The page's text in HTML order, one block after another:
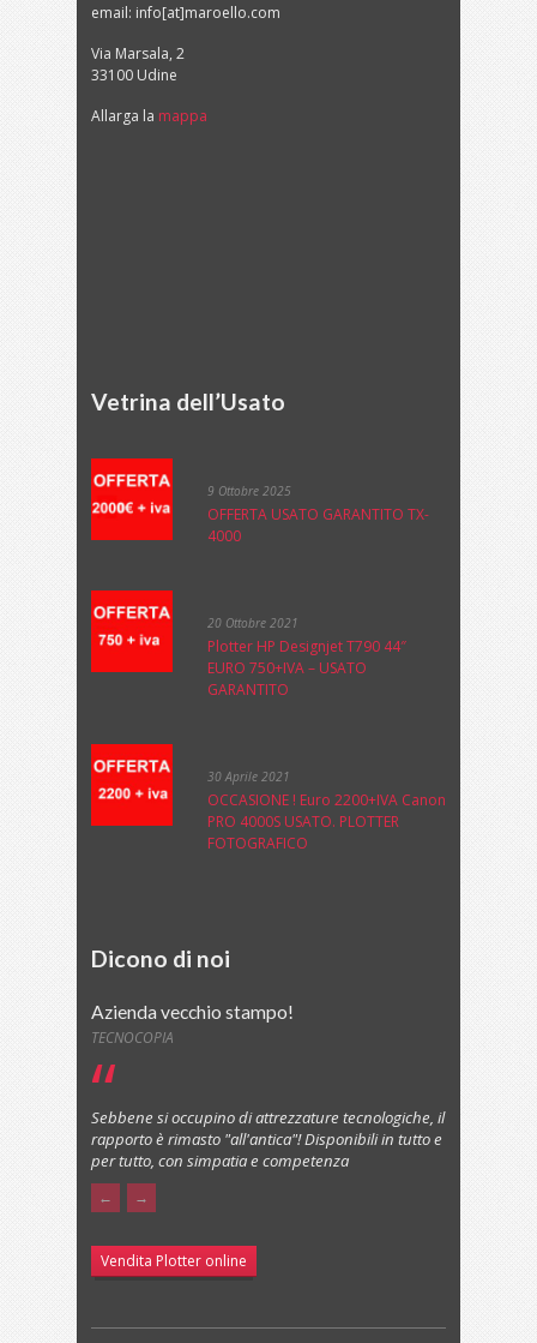
email: info[at]maroello.com
Via Marsala, 2
33100 Udine
Allarga la mappa
Vetrina dell’Usato
9 Ottobre 2025
OFFERTA USATO GARANTITO TX-
4000
20 Ottobre 2021
Plotter HP Designjet T790 44″
EURO 750+IVA – USATO
GARANTITO
30 Aprile 2021
OCCASIONE ! Euro 2200+IVA Canon
PRO 4000S USATO. PLOTTER
FOTOGRAFICO
Dicono di noi
Azienda vecchio stampo!
TECNOCOPIA
Sebbene si occupino di attrezzature tecnologiche, il
rapporto è rimasto "all'antica"! Disponibili in tutto e
per tutto, con simpatia e competenza
← →
Vendita Plotter online